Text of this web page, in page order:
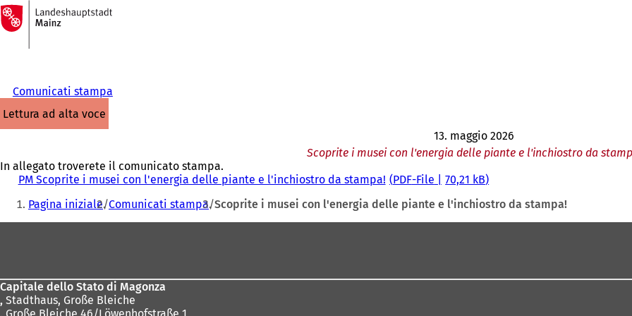
Vai al contenuto
Alla
pagina
iniziale
Comunicati stampa
lettura ad alta voce
13. maggio 2026
Scoprite i musei con l'energia delle piante e l'inchiostro da
In allegato troverete il comunicato stampa.
PM Scoprite i musei con l'energia delle piante e l'inchiostro da stampa!
PDF-File 70,21 kB
Siete
qui:
Pagina iniziale Comunicati stampa Scoprite i musei con l'energia delle piante e l'inchiostro da stampa!
Capitale dello Stato di Magonza
, Stadthaus, Große Bleiche